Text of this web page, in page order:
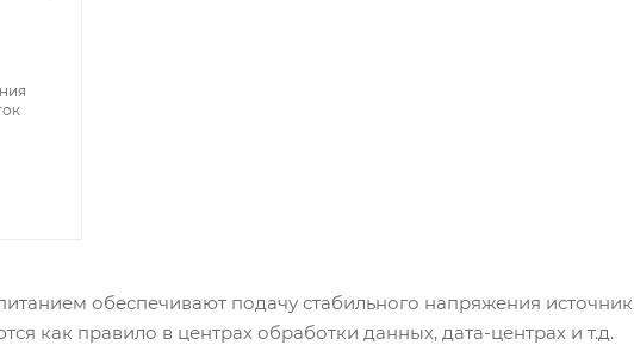
обеспечивают подачу стабильного напряжения
как правило в центрах обработки данных, дата-центрах и т.д.